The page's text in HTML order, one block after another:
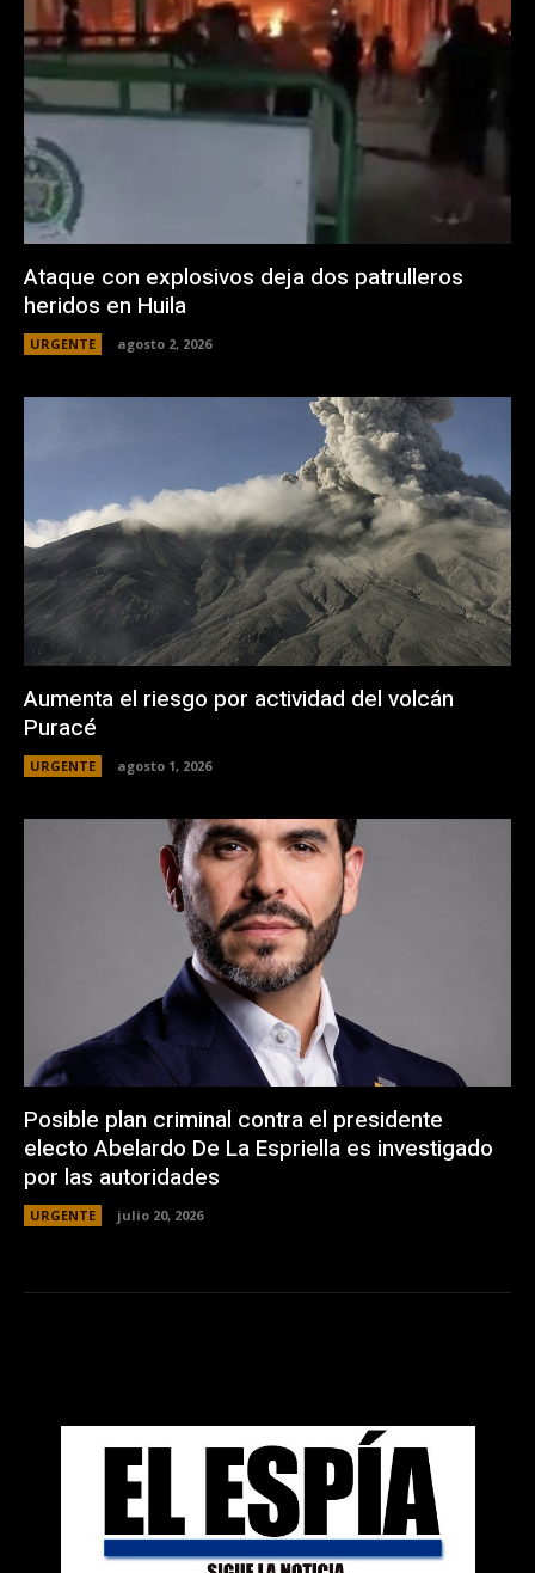
Ataque con explosivos deja dos patrulleros
heridos en Huila
URGENTE agosto 2, 2026
Aumenta el riesgo por actividad del volcán
Puracé
URGENTE agosto 1, 2026
Posible plan criminal contra el presidente
electo Abelardo De La Espriella es investigado
por las autoridades
URGENTE julio 20, 2026